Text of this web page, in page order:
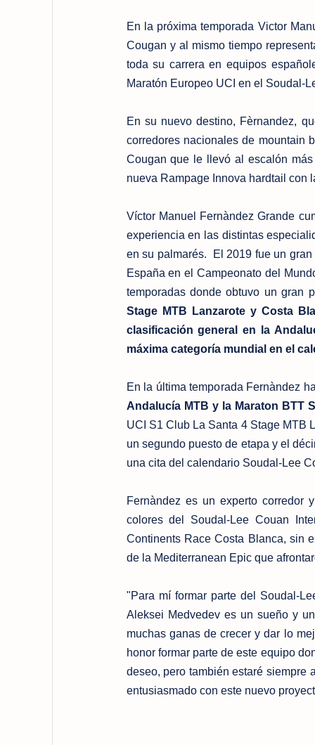
En la próxima temporada Victor
Cougan y al mismo tiempo
toda su carrera en equipos
Maratón Europeo UCI en el Soudal-
En su nuevo destino, Fèrnandez,
corredores nacionales de mountain
Cougan que le llevó al escalón
nueva Rampage Innova hardtail con
Víctor Manuel Fernàndez Grande
experiencia en las distintas
en su palmarés. El 2019 fue un
España en el Campeonato del
temporadas donde obtuvo un gran
Stage MTB Lanzarote y Costa
clasificación general en la
máxima categoría mundial en el
En la última temporada Fernàndez
Andalucía MTB y la Maraton BTT
UCI S1 Club La Santa 4 Stage MTB
un segundo puesto de etapa y el
una cita del calendario Soudal-Lee
Fernàndez es un experto corredor
colores del Soudal-Lee Couan
Continents Race Costa Blanca, sin
de la Mediterranean Epic que
"Para mí formar parte del Soudal-
Aleksei Medvedev es un sueño y
muchas ganas de crecer y dar lo
honor formar parte de este equipo
deseo, pero también estaré siempre
entusiasmado con este nuevo